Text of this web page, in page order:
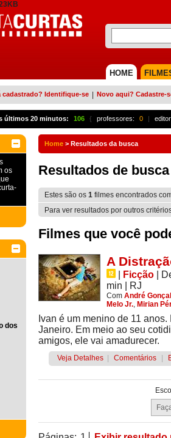
HOME
cadastrado? Identifique-se Novo aqui? Cadastre-
últimos 20 minutos: 106 { professores: 0 |
os
dos
Home > Resultados da busca
Resultados de busca
Estes são os 1 filmes encontrados
Para ver resultados por outros
Filmes que você
A
Ficção
min
RJ
Com André
Melo Jr., Mirian
Ivan é um menino de 11
Janeiro. Em meio ao seu
amigos, ele vai amadurecer.
Veja Detalhes Comentários